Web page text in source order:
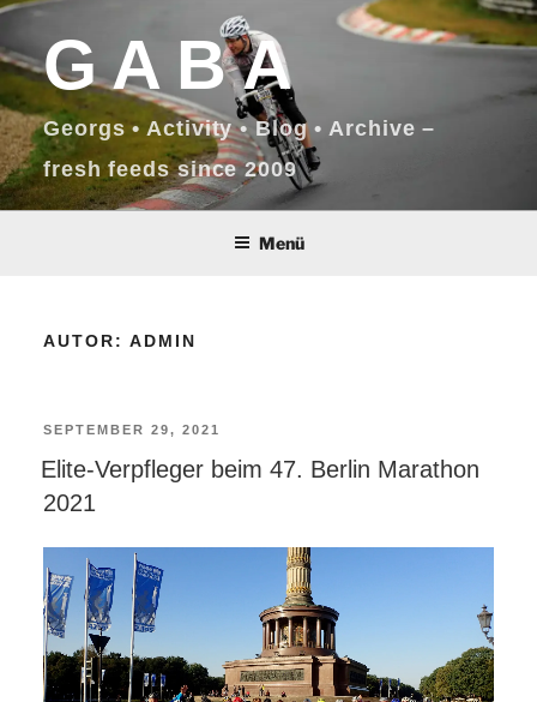
Zum
Inhalt
springenGABA
Georgs • Activity • Blog • Archive –
fresh feeds since 2009
Menü
AUTOR: ADMIN
VERÖFFENTLICHT
AM
SEPTEMBER 29, 2021
Elite-Verpfleger beim 47. Berlin Marathon
2021